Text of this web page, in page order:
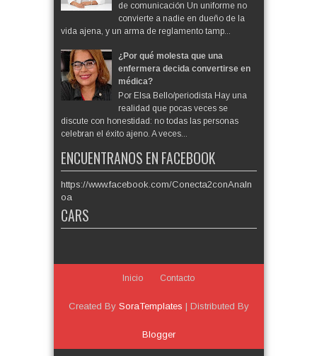
de comunicación Un uniforme no
convierte a nadie en dueño de la
vida ajena, y un arma de reglamento tamp...
¿Por qué molesta que una
enfermera decida convertirse en
médica?
Por Elsa Bello/periodista Hay una
realidad que pocas veces se
discute con honestidad: no todas las personas
celebran el éxito ajeno. A veces...
ENCUENTRANOS EN FACEBOOK
https://www.facebook.com/Conecta2conAnaIn
oa
CARS
Inicio Contacto
Created By SoraTemplates | Distributed By
Blogger